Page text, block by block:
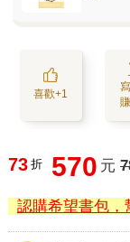
喜歡+1
73 折 570 元
認購希望書包，